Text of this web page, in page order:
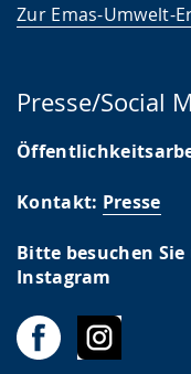
Zur Emas-Umwelt-
Presse/Social
Kontakt: Presse
Bitte besuchen
Instagram